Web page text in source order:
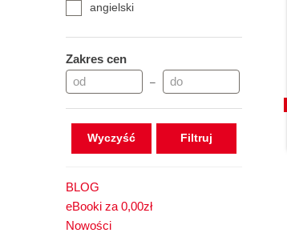
angielski
Zakres cen
–
Wyczyść
BLOG
eBooki za 0,00zł
Nowości